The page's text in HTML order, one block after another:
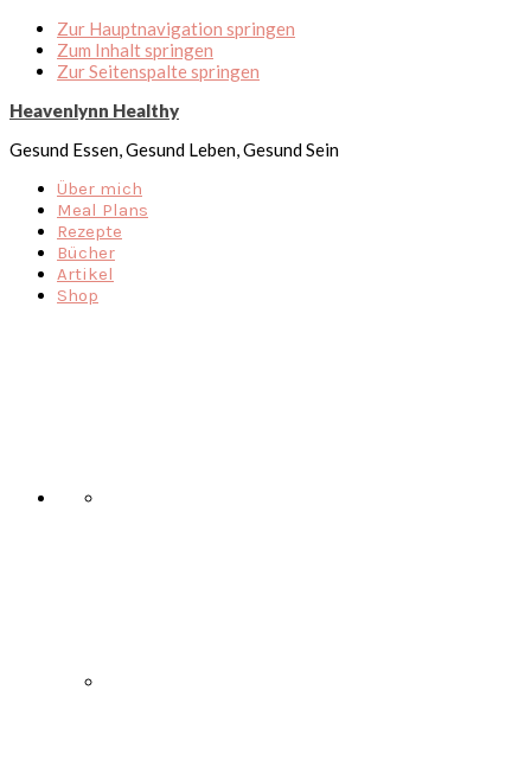
Zur Hauptnavigation springen
Zum Inhalt springen
Zur Seitenspalte springen
Heavenlynn Healthy
Gesund Essen, Gesund Leben, Gesund Sein
Über mich
Meal Plans
Rezepte
Bücher
Artikel
Shop